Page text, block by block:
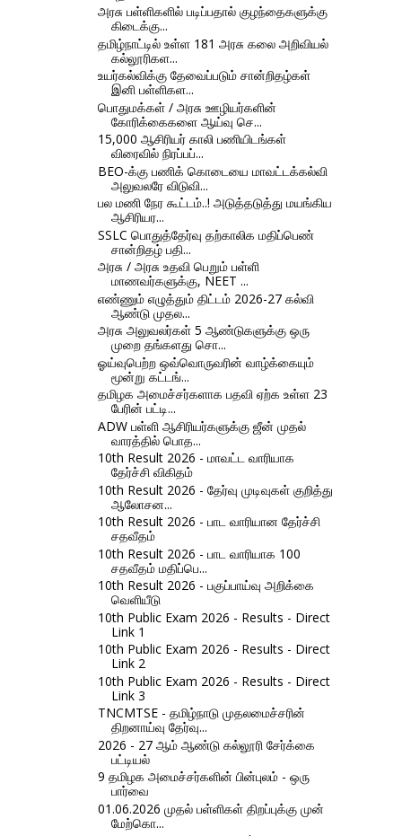
அரசு பள்ளிகளில் படிப்பதால் குழந்தைகளுக்கு
கிடைக்கு...
தமிழ்நாட்டில் உள்ள 181 அரசு கலை அறிவியல்
கல்லூரிகள...
உயர்கல்விக்கு தேவைப்படும் சான்றிதழ்கள்
இனி பள்ளிகள...
பொதுமக்கள் / அரசு ஊழியர்களின்
கோரிக்கைகளை ஆய்வு செ...
15,000 ஆசிரியர் காலி பணியிடங்கள்
விரைவில் நிரப்பப்...
BEO-க்கு பணிக் கொடையை மாவட்டக்கல்வி
அலுவலரே விடுவி...
பல மணி நேர கூட்டம்..! அடுத்தடுத்து மயங்கிய
ஆசிரியர...
SSLC பொதுத்தேர்வு தற்காலிக மதிப்பெண்
சான்றிதழ் பதி...
அரசு / அரசு உதவி பெறும் பள்ளி
மாணவர்களுக்கு, NEET ...
எண்ணும் எழுத்தும் திட்டம் 2026-27 கல்வி
ஆண்டு முதல...
அரசு அலுவலர்கள் 5 ஆண்டுகளுக்கு ஒரு
முறை தங்களது சொ...
ஓய்வுபெற்ற ஒவ்வொருவரின் வாழ்க்கையும்
மூன்று கட்டங்...
தமிழக அமைச்சர்களாக பதவி ஏற்க உள்ள 23
பேரின் பட்டி...
ADW பள்ளி ஆசிரியர்களுக்கு ஜீன் முதல்
வாரத்தில் பொத...
10th Result 2026 - மாவட்ட வாரியாக
தேர்ச்சி விகிதம்
10th Result 2026 - தேர்வு முடிவுகள் குறித்து
ஆலோசன...
10th Result 2026 - பாட வாரியான தேர்ச்சி
சதவீதம்
10th Result 2026 - பாட வாரியாக 100
சதவீதம் மதிப்பெ...
10th Result 2026 - பகுப்பாய்வு அறிக்கை
வெளியீடு
10th Public Exam 2026 - Results - Direct
Link 1
10th Public Exam 2026 - Results - Direct
Link 2
10th Public Exam 2026 - Results - Direct
Link 3
TNCMTSE - தமிழ்நாடு முதலமைச்சரின்
திறனாய்வு தேர்வு...
2026 - 27 ஆம் ஆண்டு கல்லூரி சேர்க்கை
பட்டியல்
9 தமிழக அமைச்சர்களின் பின்புலம் - ஒரு
பார்வை
01.06.2026 முதல் பள்ளிகள் திறப்புக்கு முன்
மேற்கொ...